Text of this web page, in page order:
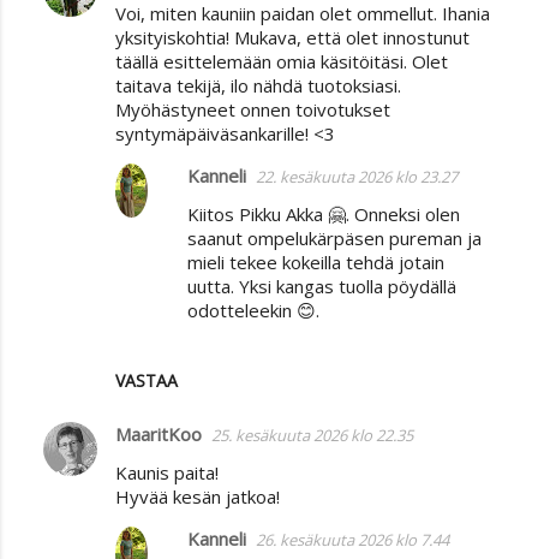
Voi, miten kauniin paidan olet ommellut. Ihania
yksityiskohtia! Mukava, että olet innostunut
täällä esittelemään omia käsitöitäsi. Olet
taitava tekijä, ilo nähdä tuotoksiasi.
Myöhästyneet onnen toivotukset
syntymäpäiväsankarille! <3
VASTAA
Kanneli 22. kesäkuuta 2026 klo 23.27
Kiitos Pikku Akka 🤗. Onneksi olen
saanut ompelukärpäsen pureman ja
mieli tekee kokeilla tehdä jotain
uutta. Yksi kangas tuolla pöydällä
odotteleekin 😊.
MaaritKoo 25. kesäkuuta 2026 klo 22.35
Kaunis paita!
Hyvää kesän jatkoa!
Kanneli 26. kesäkuuta 2026 klo 7.44